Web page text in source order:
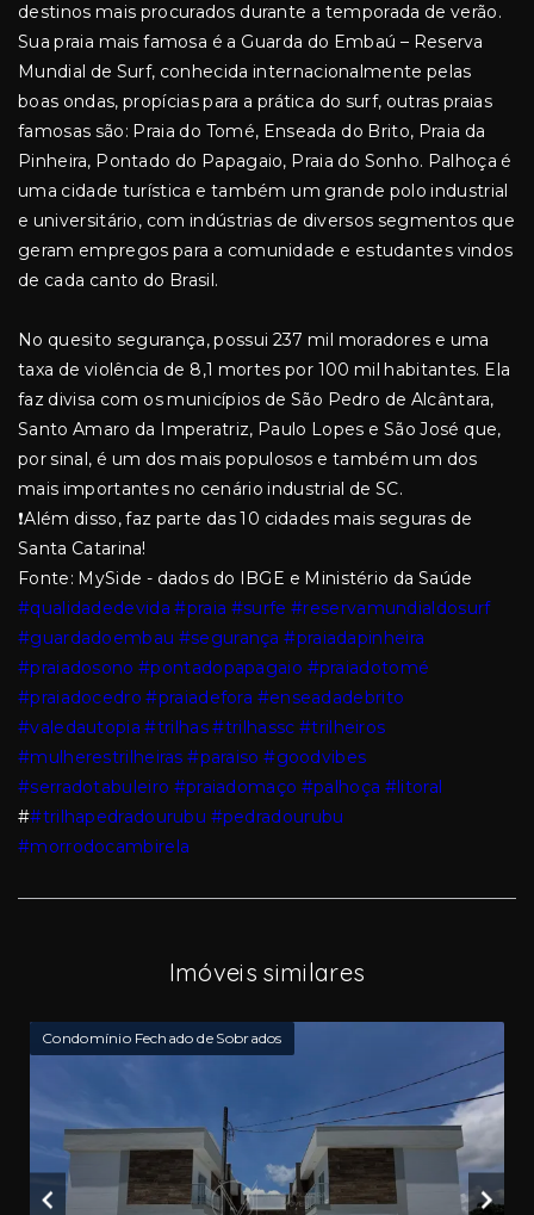
destinos mais procurados durante a temporada de verão.
Sua praia mais famosa é a Guarda do Embaú – Reserva
Mundial de Surf, conhecida internacionalmente pelas
boas ondas, propícias para a prática do surf, outras praias
famosas são: Praia do Tomé, Enseada do Brito, Praia da
Pinheira, Pontado do Papagaio, Praia do Sonho. Palhoça é
uma cidade turística e também um grande polo industrial
e universitário, com indústrias de diversos segmentos que
geram empregos para a comunidade e estudantes vindos
de cada canto do Brasil.
No quesito segurança, possui 237 mil moradores e uma
taxa de violência de 8,1 mortes por 100 mil habitantes. Ela
faz divisa com os municípios de São Pedro de Alcântara,
Santo Amaro da Imperatriz, Paulo Lopes e São José que,
por sinal, é um dos mais populosos e também um dos
mais importantes no cenário industrial de SC.
❗Além disso, faz parte das 10 cidades mais seguras de
Santa Catarina!
Fonte: MySide - dados do IBGE e Ministério da Saúde
#qualidadedevida #praia #surfe #reservamundialdosurf
#guardadoembau #segurança #praiadapinheira
#praiadosono #pontadopapagaio #praiadotomé
#praiadocedro #praiadefora #enseadadebrito
#valedautopia #trilhas#trilhassc #trilheiros
#mulherestrilheiras #paraiso #goodvibes
#serradotabuleiro #praiadomaço #palhoça #litoral
##trilhapedradourubu #pedradourubu
#morrodocambirela
Imóveis similares
Condomínio Fechado de Sobrados